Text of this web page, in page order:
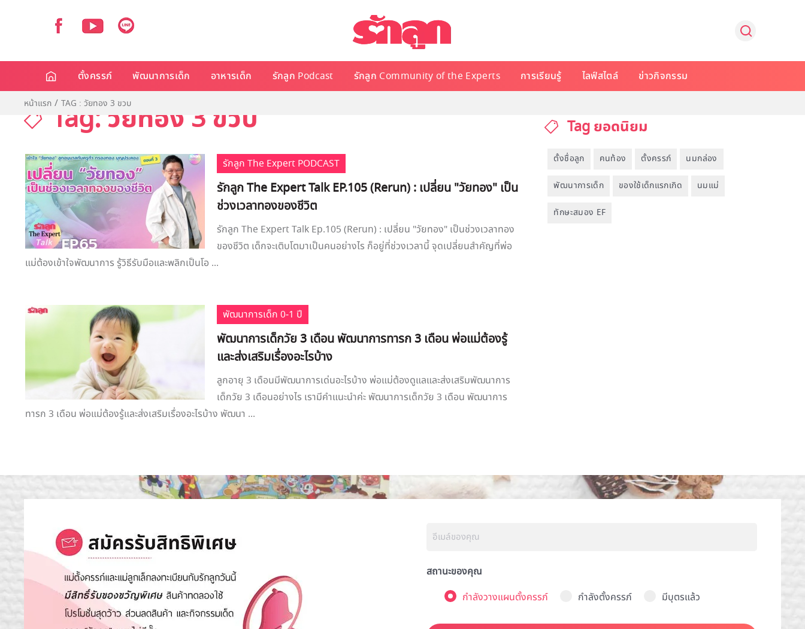
ตั้งครรภ์ พัฒนาการเด็ก อาหารเด็ก รักลูก Podcast รักลูก Community of the Experts การเรียนรู้ ไลฟ์สไตล์ ข่าวกิจกรรม
หน้าแรก TAG : วัยทอง 3 ขวบ
Tag: วัยทอง 3 ขวบ
รักลูก The Expert PODCAST
รักลูก The Expert Talk EP.105 (Rerun) : เปลี่ยน "วัยทอง" เป็น
ช่วงเวลาทองของชีวิต
รักลูก The Expert Talk Ep.105 (Rerun) : เปลี่ยน "วัยทอง" เป็นช่วงเวลาทอง
ของชีวิต เด็กจะเติบโตมาเป็นคนอย่างไร ก็อยู่ที่ช่วงเวลานี้ จุดเปลี่ยนสำคัญที่พ่อ
แม่ต้องเข้าใจพัฒนาการ รู้วิธีรับมือและพลิกเป็นโอ ...
พัฒนาการเด็ก 0-1 ปี
พัฒนาการเด็กวัย 3 เดือน พัฒนาการทารก 3 เดือน พ่อแม่ต้องรู้
และส่งเสริมเรื่องอะไรบ้าง
ลูกอายุ 3 เดือนมีพัฒนาการเด่นอะไรบ้าง พ่อแม่ต้องดูแลและส่งเสริมพัฒนาการ
เด็กวัย 3 เดือนอย่างไร เรามีคำแนะนำค่ะ พัฒนาการเด็กวัย 3 เดือน พัฒนาการ
ทารก 3 เดือน พ่อแม่ต้องรู้และส่งเสริมเรื่องอะไรบ้าง พัฒนา ...
Tag ยอดนิยม
ตั้งชื่อลูก คนท้อง ตั้งครรภ์ นมกล่อง
พัฒนาการเด็ก ของใช้เด็กแรกเกิด นมแม่
ทักษะสมอง EF
สถานะของคุณ
กำลังวางแผนตั้งครรภ์
กำลังตั้งครรภ์ มีบุตรแล้ว